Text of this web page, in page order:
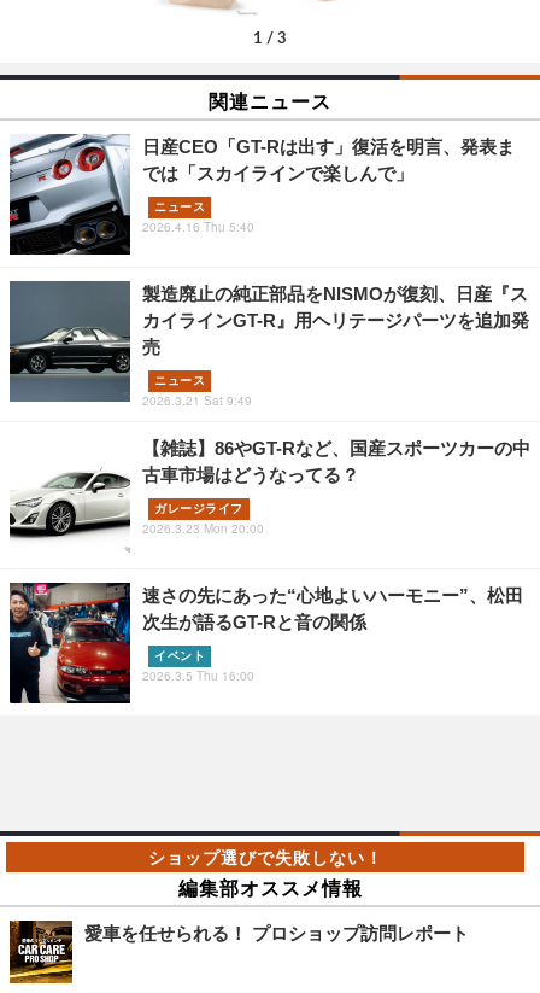
1 / 3
関連ニュース
日産CEO「GT-Rは出す」復活を明言、発表ま
では「スカイラインで楽しんで」
ニュース
2026.4.16 Thu 5:40
製造廃止の純正部品をNISMOが復刻、日産『ス
カイラインGT-R』用ヘリテージパーツを追加発
売
ニュース
2026.3.21 Sat 9:49
【雑誌】86やGT-Rなど、国産スポーツカーの中
古車市場はどうなってる？
ガレージライフ
2026.3.23 Mon 20:00
速さの先にあった“心地よいハーモニー”、松田
次生が語るGT-Rと音の関係
イベント
2026.3.5 Thu 16:00
編集部オススメ情報
愛車を任せられる！ プロショップ訪問レポート